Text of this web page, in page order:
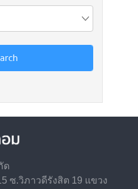
ด
ซ.วิภาวดีรังสิต 19 แขวง